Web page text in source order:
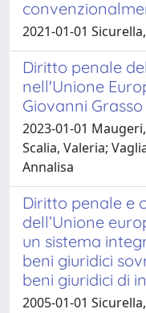
2021-01-01
Diritto penale
nell'Unione
Giovanni Grasso
2023-01-01
Scalia, Valeria;
Annalisa
Diritto penale e
dell’Unione
un sistema
beni giuridici
beni giuridici di
2005-01-01